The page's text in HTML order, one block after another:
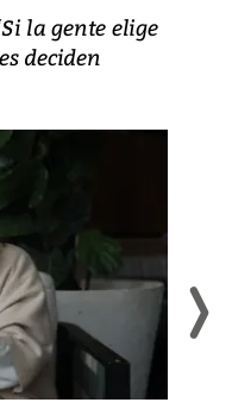
la gente elige
deciden